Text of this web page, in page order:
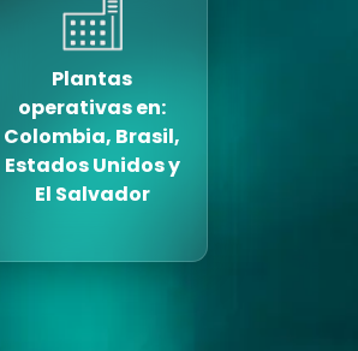
Plantas
operativas en:
Colombia, Brasil,
Estados Unidos y
El Salvador